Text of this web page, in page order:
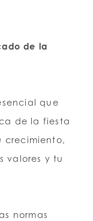
de la
que
de la fiesta
crecimiento,
valores y tu
normas